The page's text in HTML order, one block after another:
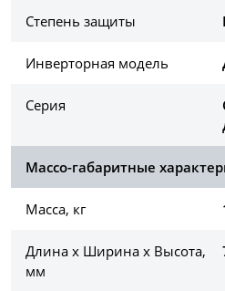
Степень защиты
Инверторная модель
Серия
Массо-габаритные
Масса, кг
Длина х Ширина х Высота,
мм